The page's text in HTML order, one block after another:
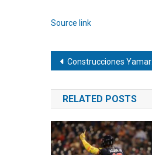
de
Source link
Navegación
de
entradas
Construcciones Yamaro | Estructuras provisionales: Claves para la seguridad en las alturas
RELATED POSTS